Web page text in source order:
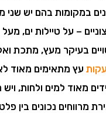
במקומות בהם יש שני
– על טיילות ים,
בעיקר מעץ, מתכת
עץ מתאימים מאוד
מאוד למים ולחות,
מרווחים נכונים בין